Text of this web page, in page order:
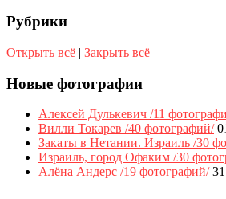
Рубрики
Открыть всё | Закрыть всё
Новые фотографии
Алексей Дулькевич /11
Вилли Токарев /40 фотографий/
Закаты в Нетании. Израиль /30
Израиль, город Офаким /30
Алёна Андерс /19 фотографий/